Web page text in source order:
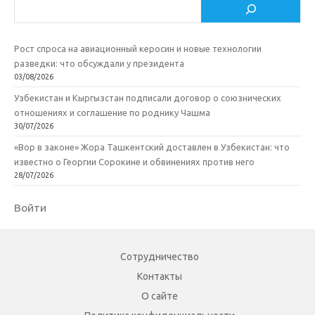
Рост спроса на авиационный керосин и новые технологии
разведки: что обсуждали у президента
03/08/2026
Узбекистан и Кыргызстан подписали договор о союзнических
отношениях и соглашение по роднику Чашма
30/07/2026
«Вор в законе» Жора Ташкентский доставлен в Узбекистан: что
известно о Георгии Сорокине и обвинениях против него
28/07/2026
Войти
Сотрудничество
Контакты
О сайте